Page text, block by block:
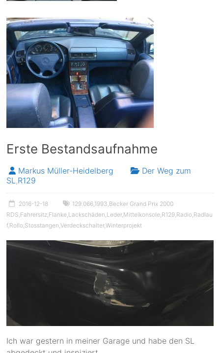
Erste Bestandsaufnahme
Markus Müller-Heidelberg
Der Weg zum
SL ,R129
2016-12-18 129.066 1993 Becker Grand Prix 2000
RDS Fahrersitz Flanke Lackschäden Leder, Mittelkonsole R129 Radio Radlau
f, Rollo Stosstangen ,Verdeckschalter,Winterprojekt
Ich war gestern in meiner Garage und habe den SL